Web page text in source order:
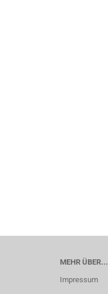
MEHR ÜBER...
Impressum